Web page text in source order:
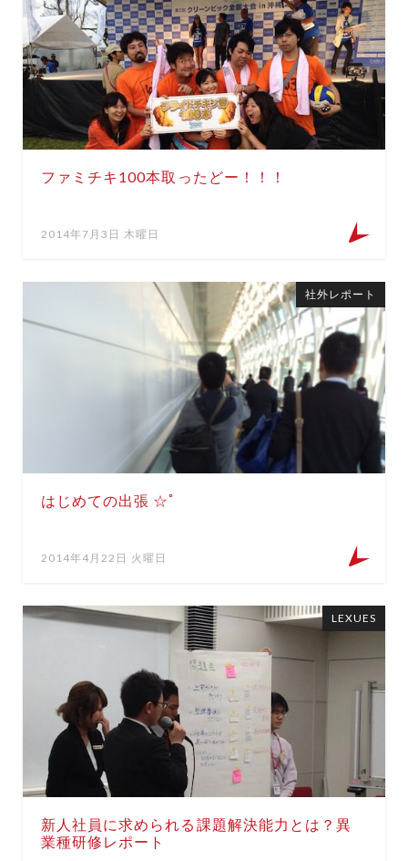
ファミチキ100本取ったどー！！！
2014年7月3日 木曜日
はじめての出張 ☆ﾟ
2014年4月22日 火曜日
社外レポート
新人社員に求められる課題解決能力とは？異
業種研修レポート
LEXUES